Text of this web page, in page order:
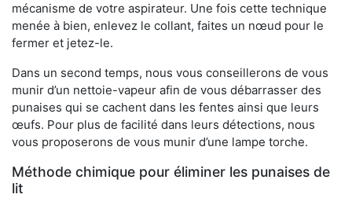
mécanisme de votre aspirateur. Une fois cette technique
menée à bien, enlevez le collant, faites un nœud pour le
fermer et jetez-le.
Dans un second temps, nous vous conseillerons de vous
munir d’un nettoie-vapeur afin de vous débarrasser des
punaises qui se cachent dans les fentes ainsi que leurs
œufs. Pour plus de facilité dans leurs détections, nous
vous proposerons de vous munir d’une lampe torche.
Méthode chimique pour éliminer les punaises de
lit